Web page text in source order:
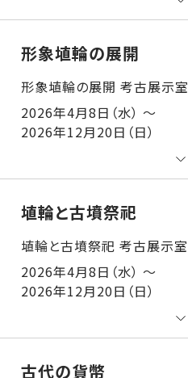
形象埴輪の展開
形象埴輪の展開 考古展示室
2026年4月8日（水） ～
2026年12月20日（日）
埴輪と古墳祭祀
埴輪と古墳祭祀 考古展示室
2026年4月8日（水） ～
2026年12月20日（日）
古代の貨幣